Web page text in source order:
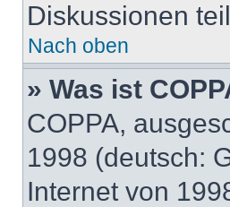
Diskussionen
Nach oben
» Was ist
COPPA,
1998 (deutsch:
Internet von